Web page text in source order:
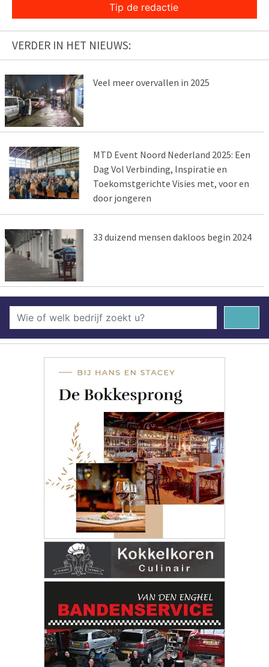
Tip de redactie
VERDER IN HET NIEUWS:
Veel meer overvallen in 2025
MTD Event Noord Nederland 2025: Een
Dag Vol Verbinding, Inspiratie en
Toekomstgerichte Visies met, voor en
door jongeren
33 duizend mensen dakloos begin 2024